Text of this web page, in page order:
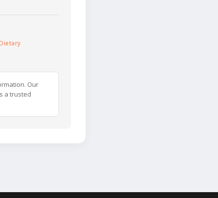
Our
a trusted